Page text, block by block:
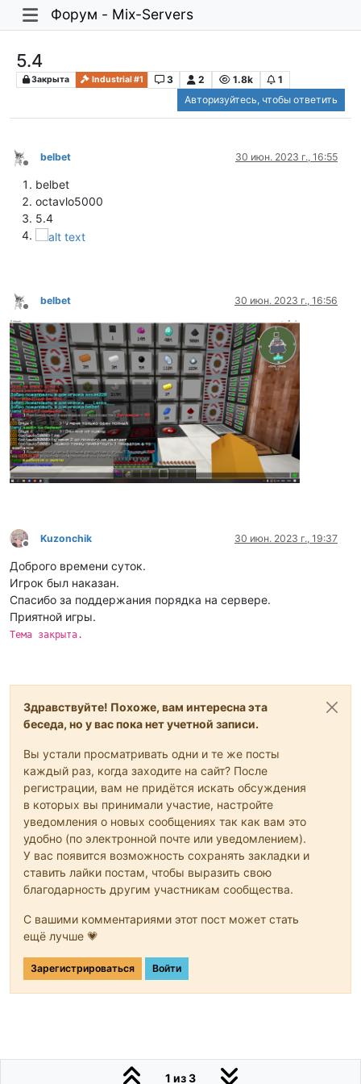
Форум - Mix-Servers
5.4
Закрыта Industrial #1 3 2 1.8k
1
Авторизуйтесь, чтобы ответить
Не в сети
belbet 30 июн. 2023 г., 16:55
belbet
octavlo5000
5.4
Не в сети
belbet 30 июн. 2023 г., 16:56
Не в сети
Kuzonchik 30 июн. 2023 г., 19:37
Доброго времени суток.
Игрок был наказан.
Спасибо за поддержания порядка на сервере.
Приятной игры.
Тема закрыта.
Здравствуйте! Похоже, вам интересна эта
беседа, но у вас пока нет учетной записи.
Вы устали просматривать одни и те же посты
каждый раз, когда заходите на сайт? После
регистрации, вам не придётся искать обсуждения
в которых вы принимали участие, настройте
уведомления о новых сообщениях так как вам это
удобно (по электронной почте или уведомлением).
У вас появится возможность сохранять закладки и
ставить лайки постам, чтобы выразить свою
благодарность другим участникам сообщества.
С вашими комментариями этот пост может стать
ещё лучше 💗
Зарегистрироваться Войти
1 из 3